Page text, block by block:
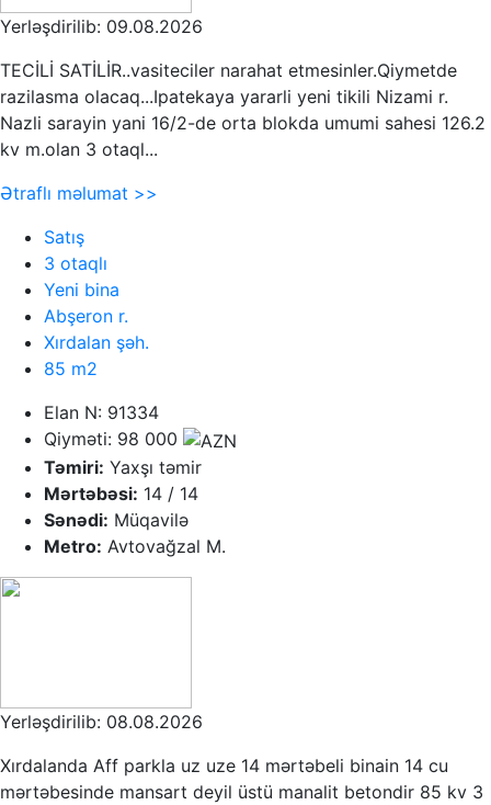
Yerləşdirilib: 09.08.2026
TECİLİ SATİLİR..vasiteciler narahat etmesinler.Qiymetde
razilasma olacaq...Ipatekaya yararli yeni tikili Nizami r.
Nazli sarayin yani 16/2-de orta blokda umumi sahesi 126.2
kv m.olan 3 otaql...
Ətraflı məlumat >>
Satış
3 otaqlı
Yeni bina
Abşeron r.
Xırdalan şəh.
85 m2
Elan N: 91334
Qiyməti: 98 000
Təmiri: Yaxşı təmir
Mərtəbəsi: 14 / 14
Sənədi: Müqavilə
Metro: Avtovağzal M.
Yerləşdirilib: 08.08.2026
Xırdalanda Aff parkla uz uze 14 mərtəbeli binain 14 cu
mərtəbesinde mansart deyil üstü manalit betondir 85 kv 3